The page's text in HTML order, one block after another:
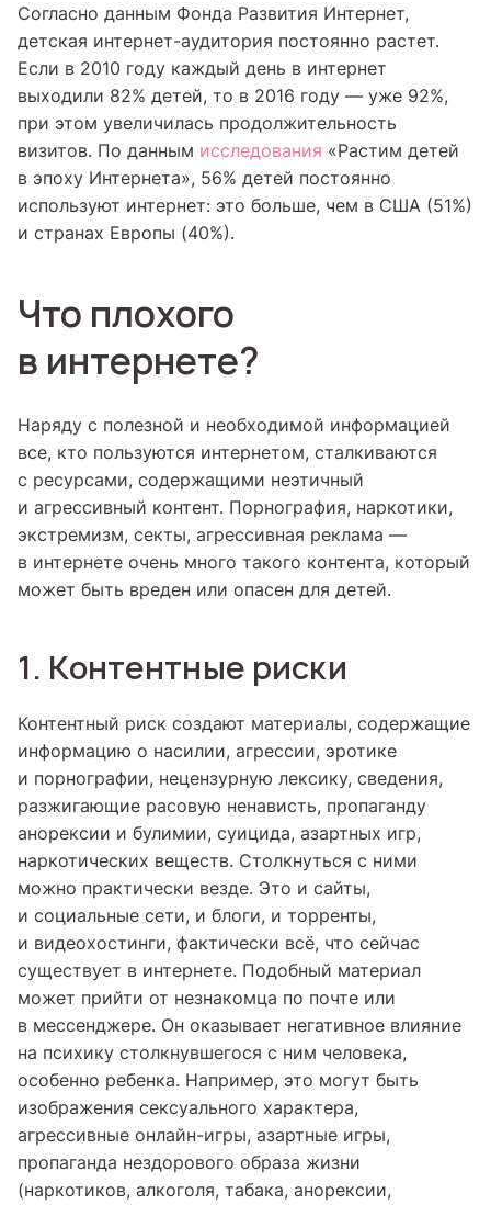
Согласно данным Фонда Развития Интернет,
детская интернет-аудитория постоянно растет.
Если в 2010 году каждый день в интернет
выходили 82% детей, то в 2016 году — уже 92%,
при этом увеличилась продолжительность
визитов. По данным исследования «Растим детей
в эпоху Интернета», 56% детей постоянно
используют интернет: это больше, чем в США (51%)
и странах Европы (40%).
Что плохого
в интернете?
Наряду с полезной и необходимой информацией
все, кто пользуются интернетом, сталкиваются
с ресурсами, содержащими неэтичный
и агрессивный контент. Порнография, наркотики,
экстремизм, секты, агрессивная реклама —
в интернете очень много такого контента, который
может быть вреден или опасен для детей.
1. Контентные риски
Контентный риск создают материалы, содержащие
информацию о насилии, агрессии, эротике
и порнографии, нецензурную лексику, сведения,
разжигающие расовую ненависть, пропаганду
анорексии и булимии, суицида, азартных игр,
наркотических веществ. Столкнуться с ними
можно практически везде. Это и сайты,
и социальные сети, и блоги, и торренты,
и видеохостинги, фактически всё, что сейчас
существует в интернете. Подобный материал
может прийти от незнакомца по почте или
в мессенджере. Он оказывает негативное влияние
на психику столкнувшегося с ним человека,
особенно ребенка. Например, это могут быть
изображения сексуального характера,
агрессивные онлайн-игры, азартные игры,
пропаганда нездорового образа жизни
(наркотиков, алкоголя, табака, анорексии,